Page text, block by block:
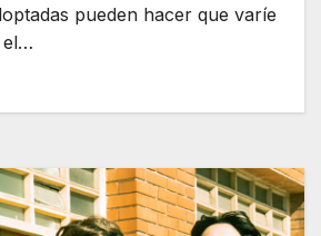
pueden hacer que varíe
el…